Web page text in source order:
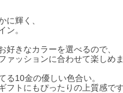
に輝く、
ン。
好きなカラーを選べるので、
ァッションに合わせて楽しめ
る10金の優しい色合い。
フトにもぴったりの上質感で